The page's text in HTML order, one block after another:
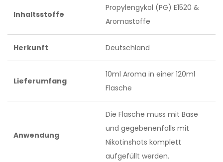
Inhaltsstoffe
Propylengykol (PG) E1520 &
Aromastoffe
Herkunft Deutschland
Lieferumfang
10ml Aroma in einer 120ml
Flasche
Anwendung
Die Flasche muss mit Base
und gegebenenfalls mit
Nikotinshots komplett
aufgefüllt werden.